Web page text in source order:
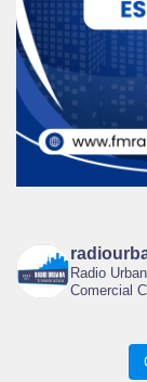
Radio
Comercial